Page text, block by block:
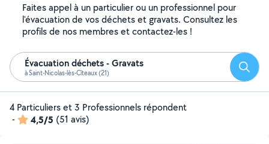
Faites appel à un particulier ou un professionnel pour
l'évacuation de vos déchets et gravats. Consultez les
profils de nos membres et contactez-les !
Évacuation déchets - Gravats
à Saint-Nicolas-lès-Cîteaux (21)
4 Particuliers et 3 Professionnels répondent
-
4,5/5 (51 avis)